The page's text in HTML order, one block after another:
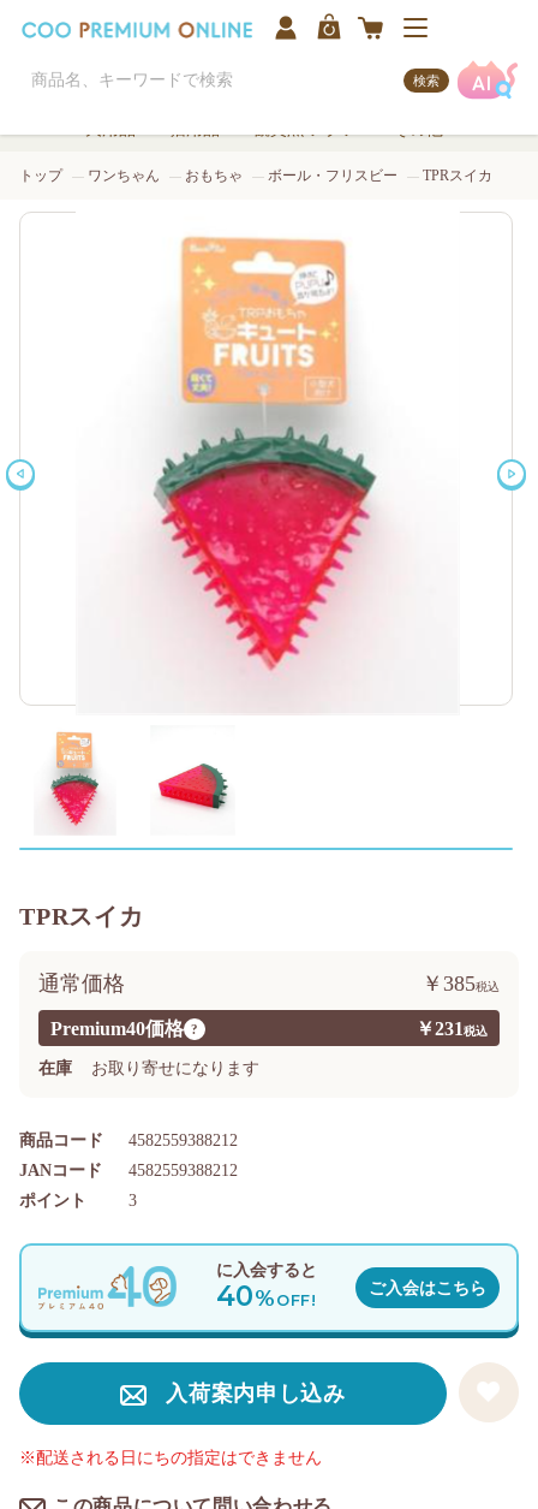
検索
トップ ワンちゃん おもちゃ ボール・フリスビー TPRスイカ
TPRスイカ
Premium40価格 ? ￥231
通常価格 ￥385
在庫 お取り寄せになります
商品コード 4582559388212
ポイント 3
JANコード 4582559388212
入荷案内申し込み
※配送される日にちの指定はできません
に入会すると
40%OFF!
ご入会はこちら